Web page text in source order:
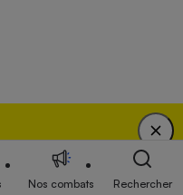
tout en soutenant
de l'Etat, des
des producteurs et des
Nos combats Rechercher